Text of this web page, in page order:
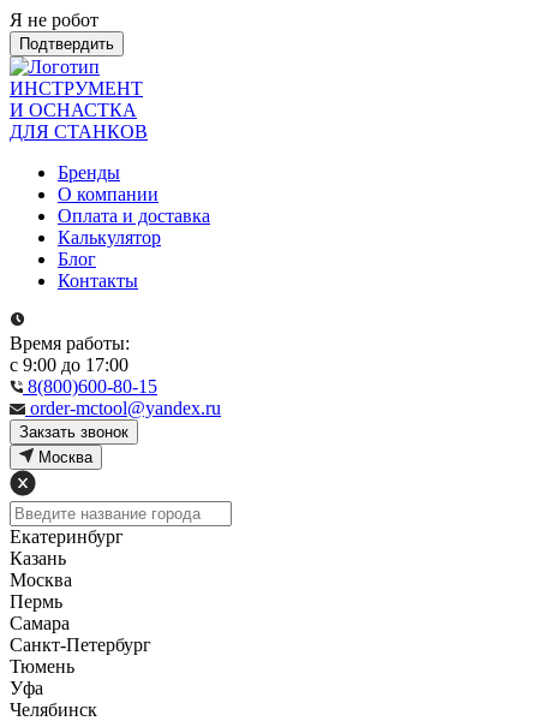
Я не робот
Подтвердить
ИНСТРУМЕНТ
И ОСНАСТКА
ДЛЯ СТАНКОВ
Бренды
О компании
Оплата и доставка
Калькулятор
Блог
Контакты
Время работы:
с 9:00 до 17:00
8(800)600-80-15
order-mctool@yandex.ru
Закзать звонок
Москва
Екатеринбург
Казань
Москва
Пермь
Самара
Санкт-Петербург
Тюмень
Уфа
Челябинск